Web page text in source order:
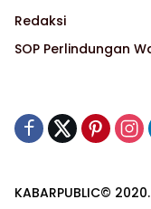
Redaksi
SOP Perlindungan
KABARPUBLIC©